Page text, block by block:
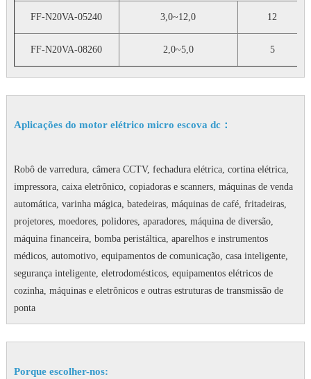
FF-N20VA-05240 3,0~12,0 12
FF-N20VA-08260 2,0~5,0 5
Aplicações do motor elétrico micro escova dc：
Robô de varredura, câmera CCTV, fechadura elétrica, cortina elétrica,
impressora, caixa eletrônico, copiadoras e scanners, máquinas de venda
automática, varinha mágica, batedeiras, máquinas de café, fritadeiras,
projetores, moedores, polidores, aparadores, máquina de diversão,
máquina financeira, bomba peristáltica, aparelhos e instrumentos
médicos, automotivo, equipamentos de comunicação, casa inteligente,
segurança inteligente, eletrodomésticos, equipamentos elétricos de
cozinha, máquinas e eletrônicos e outras estruturas de transmissão de
ponta
Porque escolher-nos: